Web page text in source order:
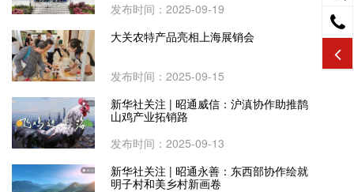
发布时间：2025-09-19
大关农特产品亮相上海展销会
发布时间：2025-09-15
新华社关注 | 昭通威信：沪滇协作助推鹊
山鸡产业拓销路
发布时间：2025-09-13
新华社关注 | 昭通永善：东西部协作绘就
明子村和美乡村新画卷